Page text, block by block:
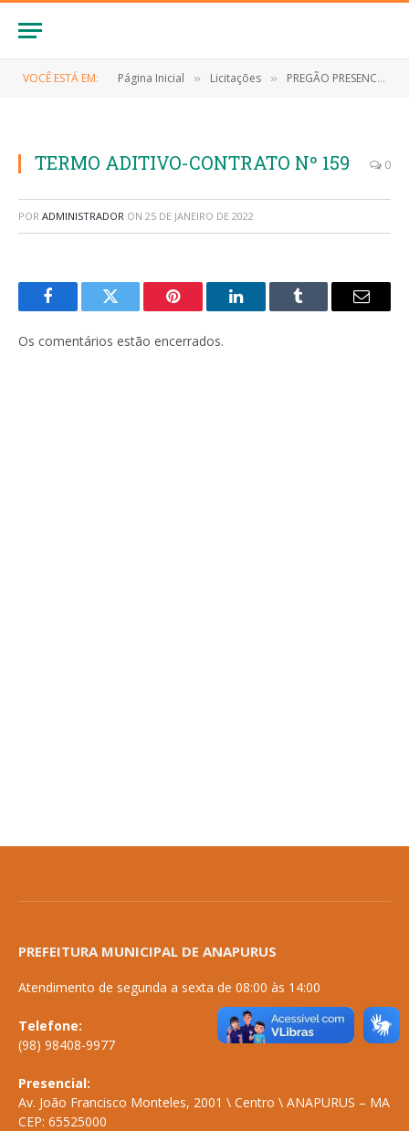
VOCÊ ESTÁ EM: Página Inicial » Licitações » PREGÃO PRESENCIAL Nº 003/2021 (EVENTUAL CONTRATAÇÃO DE EMPRESA ESPECIALIZADA NO FORNECIMENTO DE MATERIAIS DE CONSUMO)
TERMO ADITIVO-CONTRATO Nº 159 0
POR ADMINISTRADOR ON 25 DE JANEIRO DE 2022
FacebookTwitter Pinterest LinkedInTumblr
E-
Os comentários estão encerrados.
PREFEITURA MUNICIPAL DE ANAPURUS
Atendimento de segunda a sexta de 08:00 às 14:00
Telefone:
(98) 98408-9977
Presencial:
Av. João Francisco Monteles, 2001 \ Centro \ ANAPURUS – MA
CEP: 65525000